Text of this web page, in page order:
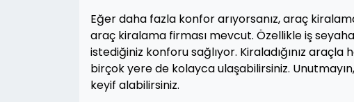
Eğer daha fazla konfor arıyorsanız, araç
araç kiralama firması mevcut. Özellikle iş
istediğiniz konforu sağlıyor. Kiraladığınız araçla
birçok yere de kolayca ulaşabilirsiniz.
keyif alabilirsiniz.